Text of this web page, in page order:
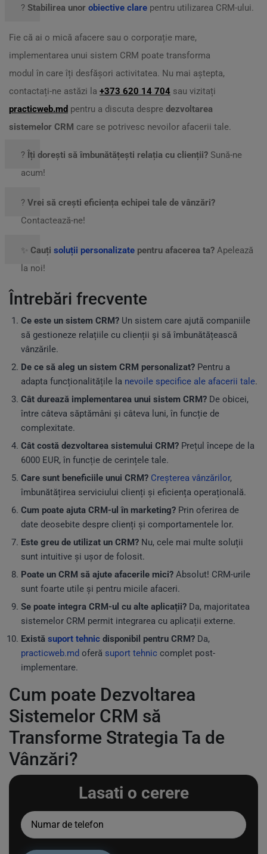
? Stabilirea unor obiective clare pentru utilizarea CRM-ului.
Fie că ai o mică afacere sau o corporație mare,
implementarea unui sistem CRM poate transforma
modul în care îți desfășori activitatea. Nu mai aștepta,
contactați-ne astăzi la +373 620 14 704 sau vizitați
practicweb.md pentru a discuta despre dezvoltarea
sistemelor CRM care se potrivesc nevoilor afacerii tale.
? Îți dorești să îmbunătățești relația cu clienții? Sună-ne
acum!
? Vrei să crești eficiența echipei tale de vânzări?
Contactează-ne!
✨ Cauți soluții personalizate pentru afacerea ta? Apelează
la noi!
Întrebări frecvente
Ce este un sistem CRM? Un sistem care ajută companiile
să gestioneze relațiile cu clienții și să îmbunătățească
vânzările.
De ce să aleg un sistem CRM personalizat? Pentru a
adapta funcționalitățile la nevoile specifice ale afacerii tale.
Cât durează implementarea unui sistem CRM? De obicei,
între câteva săptămâni și câteva luni, în funcție de
complexitate.
Cât costă dezvoltarea sistemului CRM? Prețul începe de la
6000 EUR, în funcție de cerințele tale.
Care sunt beneficiile unui CRM? Creșterea vânzărilor,
îmbunătățirea serviciului clienți și eficiența operațională.
Cum poate ajuta CRM-ul în marketing? Prin oferirea de
date deosebite despre clienți și comportamentele lor.
Este greu de utilizat un CRM? Nu, cele mai multe soluții
sunt intuitive și ușor de folosit.
Poate un CRM să ajute afacerile mici? Absolut! CRM-urile
sunt foarte utile și pentru micile afaceri.
Se poate integra CRM-ul cu alte aplicații? Da, majoritatea
sistemelor CRM permit integrarea cu aplicații externe.
Există suport tehnic disponibil pentru CRM? Da,
practicweb.md oferă suport tehnic complet post-
implementare.
Cum poate Dezvoltarea
Sistemelor CRM să
Transforme Strategia Ta de
Vânzări?
Lasati o cerere